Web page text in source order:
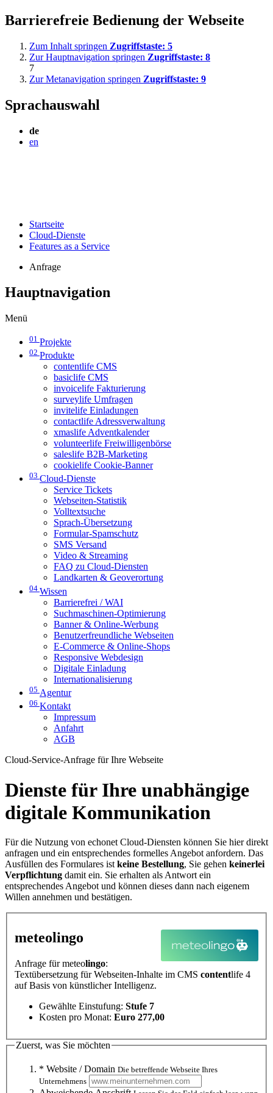
Barrierefreie Bedienung der Webseite
Zum Inhalt springen Zugriffstaste: 5
Zur Hauptnavigation springen Zugriffstaste: 8
7
Zur Metanavigation springen Zugriffstaste: 9
Sprachauswahl
de
en
Startseite
Cloud-Dienste
Features as a Service
Anfrage
Hauptnavigation
Menü
01 Projekte
02 Produkte
contentlife CMS
basiclife CMS
invoicelife Fakturierung
surveylife Umfragen
invitelife Einladungen
contactlife Adressverwaltung
xmaslife Adventkalender
volunteerlife Freiwilligenbörse
saleslife B2B-Marketing
cookielife Cookie-Banner
03 Cloud-Dienste
Service Tickets
Webseiten-Statistik
Volltextsuche
Sprach-Übersetzung
Formular-Spamschutz
SMS Versand
Video & Streaming
FAQ zu Cloud-Diensten
Landkarten & Geoverortung
04 Wissen
Barrierefrei / WAI
Suchmaschinen-Optimierung
Banner & Online-Werbung
Benutzerfreundliche Webseiten
E-Commerce & Online-Shops
Responsive Webdesign
Digitale Einladung
Internationalisierung
05 Agentur
06 Kontakt
Impressum
Anfahrt
AGB
Cloud-Service-Anfrage für Ihre Webseite
Dienste für Ihre unabhängige
digitale Kommunikation
Für die Nutzung von echonet Cloud-Diensten können Sie hier direkt
anfragen und ein entsprechendes formelles Angebot anfordern. Das
Ausfüllen des Formulares ist keine Bestellung, Sie gehen keinerlei
Verpflichtung damit ein. Sie erhalten als Antwort ein
entsprechendes Angebot und können dieses dann nach eigenem
Willen annehmen und bestätigen.
meteolingo
Anfrage für meteolingo:
Textübersetzung für Webseiten-Inhalte im CMS contentlife 4
auf Basis von künstlicher Intelligenz.
Gewählte Einstufung: Stufe 7
Kosten pro Monat: Euro 277,00
Zuerst, was Sie möchten
* Website / Domain Die betreffende Webseite Ihres
Unternehmens